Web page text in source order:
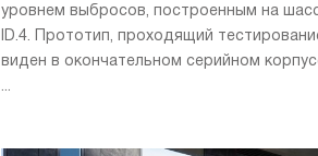
уровнем выбросов, построенным на
ID.4. Прототип, проходящий
виден в окончательном серийном
...